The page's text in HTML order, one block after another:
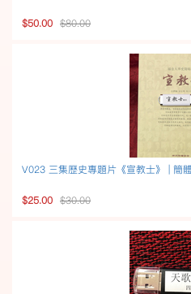
$50.00 $80.00
V023 三集歷史專題片《宣教士》 | 簡
$25.00 $30.00